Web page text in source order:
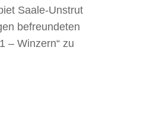
Saale-Unstrut
befreundeten
– Winzern“ zu